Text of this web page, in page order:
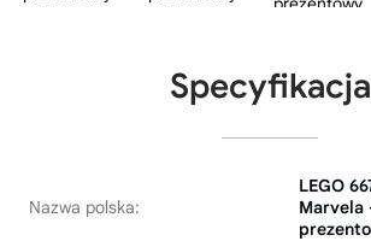
Specyfikacja
Nazwa polska:
LEGO